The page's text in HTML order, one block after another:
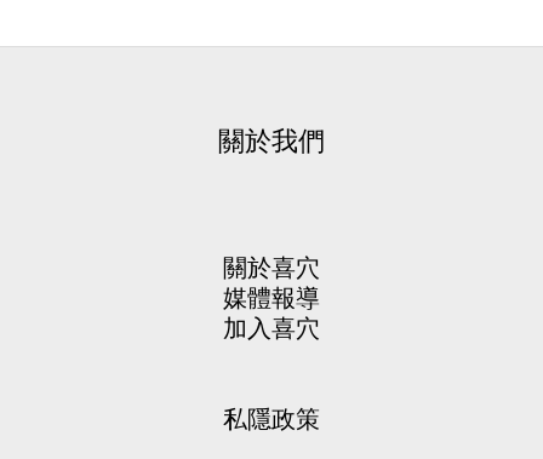
關於我們
關於喜穴
媒體報導
加入喜穴
私隱政策